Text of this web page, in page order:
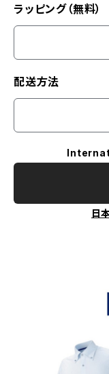
ラッピング（無料）
配送方法
日